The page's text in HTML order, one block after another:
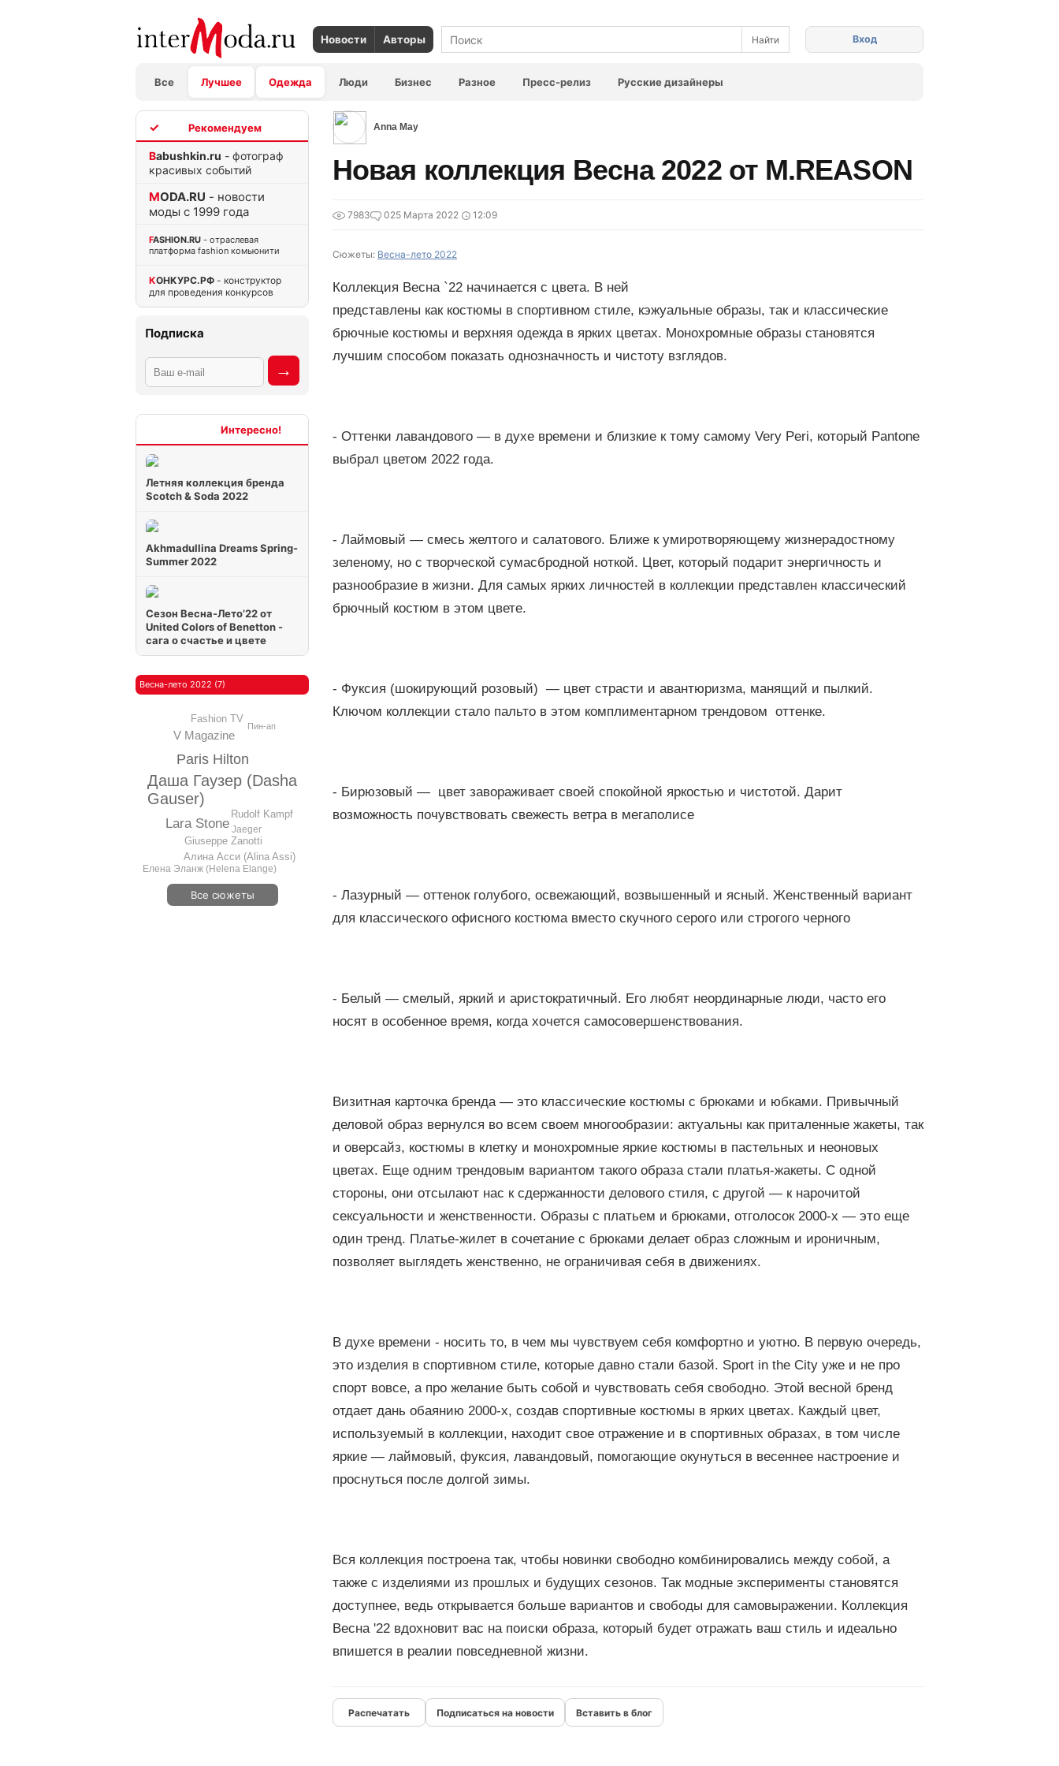
Новости Авторы
Все Лучшее Одежда Люди Бизнес Разное Пресс-релиз Русские дизайнеры
Вход
Babushkin.ru - фотограф
красивых событий
MODA.RU - новости
моды с 1999 года
FASHION.RU - отраслевая
платформа fashion комьюнити
КОНКУРС.РФ - конструктор
для проведения конкурсов
Подписка
Летняя коллекция бренда
Scotch & Soda 2022
Akhmadullina Dreams Spring-
Summer 2022
Сезон Весна-Лето’22 от
United Colors of Benetton -
сага о счастье и цвете
Весна-лето 2022 (7)
Даша Гаузер (Dasha
Gauser)
Paris Hilton
Lara Stone
V Magazine
Giuseppe Zanotti
Алина Асси (Alina Assi)
Fashion TV
Rudolf Kampf
Елена Эланж (Helena Elange)
Jaeger
Пин-ап
Все сюжеты
Anna May
Новая коллекция Весна 2022 от M.REASON
7983 025 Марта 2022 12:09
Сюжеты: Весна-лето 2022
Коллекция Весна `22 начинается с цвета. В ней
представлены как костюмы в спортивном стиле, кэжуальные образы, так и классические
брючные костюмы и верхняя одежда в ярких цветах. Монохромные образы становятся
лучшим способом показать однозначность и чистоту взглядов.
- Оттенки лавандового — в духе времени и близкие к тому самому Very Peri, который Pantone
выбрал цветом 2022 года.
- Лаймовый — смесь желтого и салатового. Ближе к умиротворяющему жизнерадостному
зеленому, но с творческой сумасбродной ноткой. Цвет, который подарит энергичность и
разнообразие в жизни. Для самых ярких личностей в коллекции представлен классический
брючный костюм в этом цвете.
- Фуксия (шокирующий розовый) — цвет страсти и авантюризма, манящий и пылкий.
Ключом коллекции стало пальто в этом комплиментарном трендовом оттенке.
- Бирюзовый — цвет завораживает своей спокойной яркостью и чистотой. Дарит
возможность почувствовать свежесть ветра в мегаполисе
- Лазурный — оттенок голубого, освежающий, возвышенный и ясный. Женственный вариант
для классического офисного костюма вместо скучного серого или строгого черного
- Белый — смелый, яркий и аристократичный. Его любят неординарные люди, часто его
носят в особенное время, когда хочется самосовершенствования.
Визитная карточка бренда — это классические костюмы с брюками и юбками. Привычный
деловой образ вернулся во всем своем многообразии: актуальны как приталенные жакеты, так
и оверсайз, костюмы в клетку и монохромные яркие костюмы в пастельных и неоновых
цветах. Еще одним трендовым вариантом такого образа стали платья-жакеты. С одной
стороны, они отсылают нас к сдержанности делового стиля, с другой — к нарочитой
сексуальности и женственности. Образы с платьем и брюками, отголосок 2000-х — это еще
один тренд. Платье-жилет в сочетание с брюками делает образ сложным и ироничным,
позволяет выглядеть женственно, не ограничивая себя в движениях.
В духе времени - носить то, в чем мы чувствуем себя комфортно и уютно. В первую очередь,
это изделия в спортивном стиле, которые давно стали базой. Sport in the City уже и не про
спорт вовсе, а про желание быть собой и чувствовать себя свободно. Этой весной бренд
отдает дань обаянию 2000-х, создав спортивные костюмы в ярких цветах. Каждый цвет,
используемый в коллекции, находит свое отражение и в спортивных образах, в том числе
яркие — лаймовый, фуксия, лавандовый, помогающие окунуться в весеннее настроение и
проснуться после долгой зимы.
Вся коллекция построена так, чтобы новинки свободно комбинировались между собой, а
также с изделиями из прошлых и будущих сезонов. Так модные эксперименты становятся
доступнее, ведь открывается больше вариантов и свободы для самовыражении. Коллекция
Весна '22 вдохновит вас на поиски образа, который будет отражать ваш стиль и идеально
впишется в реалии повседневной жизни.
Подписаться на новости Вставить в блог